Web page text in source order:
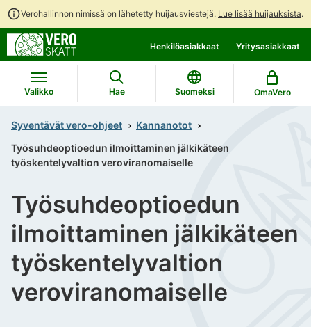
Verohallinnon nimissä on lähetetty huijausviestejä. Lue lisää huijauksista.
suoraan
sisältöön
koko
sivuston
hakuun
Henkilöasiakkaat Yritysasiakkaat
Valikko Hae Suomeksi OmaVero
Syventävät vero-ohjeet
Kannanotot
Työsuhdeoptioedun ilmoittaminen jälkikäteen
työskentelyvaltion veroviranomaiselle
Työsuhdeoptioedun
ilmoittaminen jälkikäteen
työskentelyvaltion
veroviranomaiselle